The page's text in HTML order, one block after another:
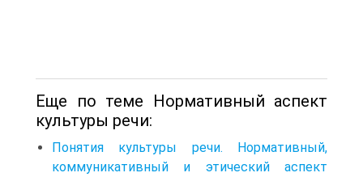
Еще по теме Нормативный аспект
культуры речи:
Понятия культуры речи. Нормативный,
коммуникативный и этический аспект